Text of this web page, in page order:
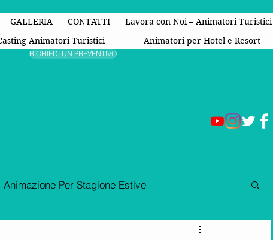
GALLERIA CONTATTI
Lavora con Noi – Animatori Turistici
Animatori Turistici Animatori per Hotel e Resort
RICHIEDI UN PREVENTIVO
Animazione Per Stagione Estive
di eventi